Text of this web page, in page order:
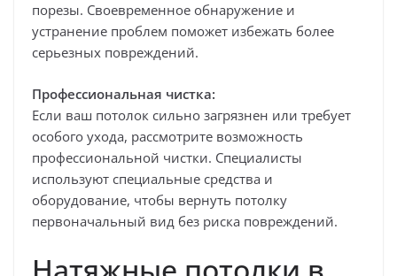
порезы. Своевременное обнаружение и
устранение проблем поможет избежать более
серьезных повреждений.
Профессиональная чистка:
Если ваш потолок сильно загрязнен или требует
особого ухода, рассмотрите возможность
профессиональной чистки. Специалисты
используют специальные средства и
оборудование, чтобы вернуть потолку
первоначальный вид без риска повреждений.